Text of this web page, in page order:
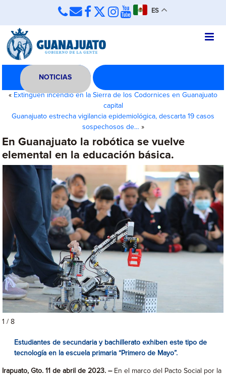
ES
NOTICIAS
« Extinguen incendio en la Sierra de los Codornices en Guanajuato
capital
Guanajuato estrecha vigilancia epidemiológica, descarta 19 casos
sospechosos de… »
En Guanajuato la robótica se vuelve
elemental en la educación básica.
1 / 8
Estudiantes de secundaria y bachillerato exhiben este tipo de
tecnología en la escuela primaria “Primero de Mayo”.
Irapuato, Gto. 11 de abril de 2023. – En el marco del Pacto Social por la